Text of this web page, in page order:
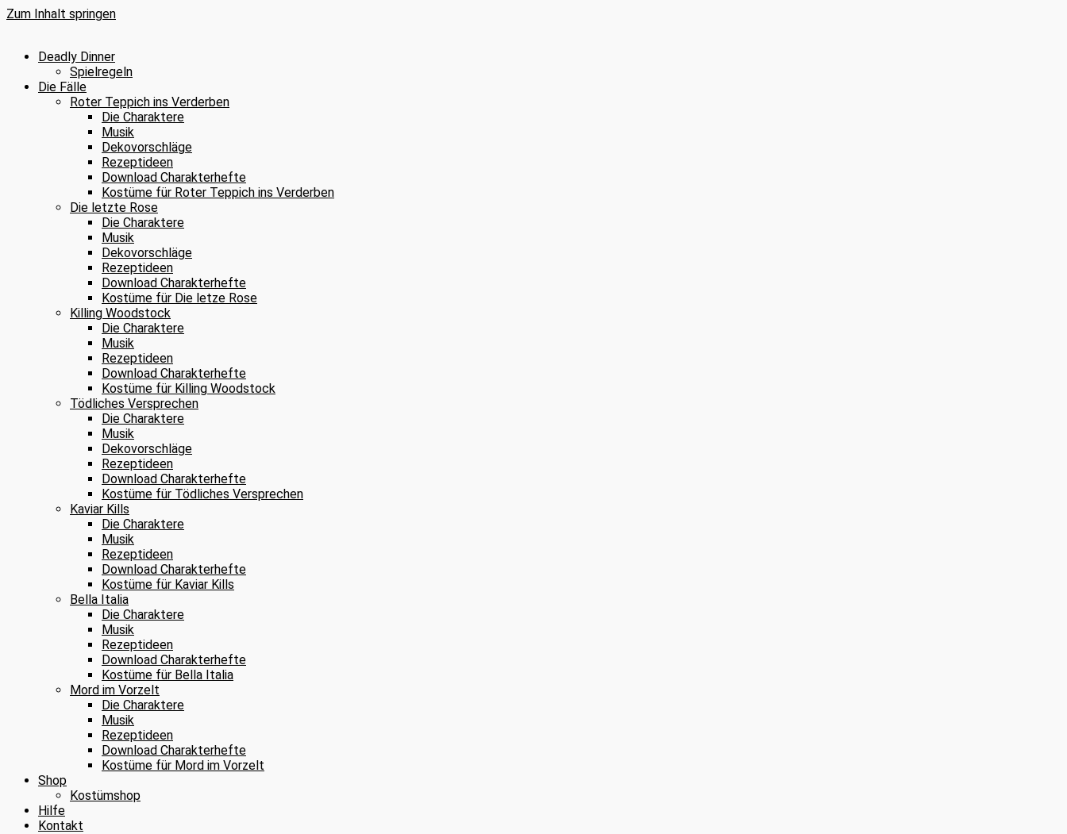
Zum Inhalt springen
Deadly Dinner
Spielregeln
Die Fälle
Roter Teppich ins Verderben
Die Charaktere
Musik
Dekovorschläge
Rezeptideen
Download Charakterhefte
Kostüme für Roter Teppich ins Verderben
Die letzte Rose
Die Charaktere
Musik
Dekovorschläge
Rezeptideen
Download Charakterhefte
Kostüme für Die letze Rose
Killing Woodstock
Die Charaktere
Musik
Rezeptideen
Download Charakterhefte
Kostüme für Killing Woodstock
Tödliches Versprechen
Die Charaktere
Musik
Dekovorschläge
Rezeptideen
Download Charakterhefte
Kostüme für Tödliches Versprechen
Kaviar Kills
Die Charaktere
Musik
Rezeptideen
Download Charakterhefte
Kostüme für Kaviar Kills
Bella Italia
Die Charaktere
Musik
Rezeptideen
Download Charakterhefte
Kostüme für Bella Italia
Mord im Vorzelt
Die Charaktere
Musik
Rezeptideen
Download Charakterhefte
Kostüme für Mord im Vorzelt
Shop
Kostümshop
Hilfe
Kontakt